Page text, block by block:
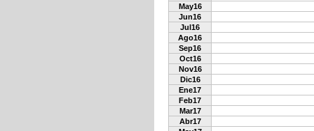
May16
Jun16
Jul16
Ago16
Sep16
Oct16
Nov16
Dic16
Ene17
Feb17
Mar17
Abr17